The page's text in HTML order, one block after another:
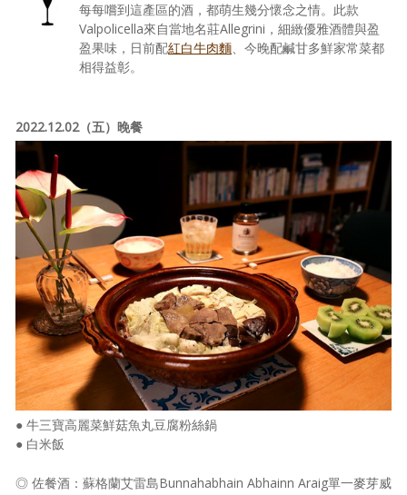
每每嚐到這產區的酒，都萌生幾分懷念之情。此款
Valpolicella來自當地名莊Allegrini，細緻優雅酒體與盈
盈果味，日前配紅白牛肉麵、今晚配鹹甘多鮮家常菜都
相得益彰。
2022.12.02（五）晚餐
● 牛三寶高麗菜鮮菇魚丸豆腐粉絲鍋
● 白米飯
◎ 佐餐酒：蘇格蘭艾雷島Bunnahabhain Abhainn Araig單一麥芽威